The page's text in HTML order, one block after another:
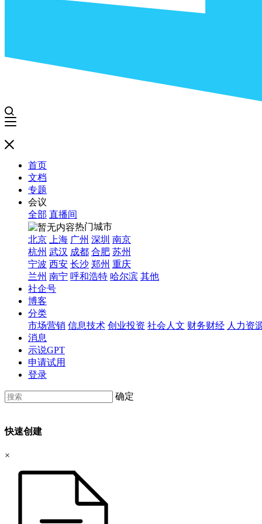
首页
文档
专题
会议
全部 直播间
热门城市
北京
上海 广州 深圳 南京
杭州 武汉 成都 合肥 苏州
宁波 西安 长沙 郑州 重庆
兰州 南宁 呼和浩特 哈尔滨 其他
社企号
博客
分类
市场营销 信息技术 创业投资 社会人文 财务财经 人力资
消息
示说GPT
申请试用
登录
确定
快速创建
×